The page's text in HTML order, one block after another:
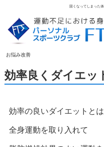
固くなってしまった
お悩み改善
効率良くダイエッ
効率の良いダイエットとは
全身運動を取り入れて